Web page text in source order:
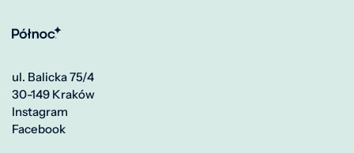
ul. Balicka 75/4
30-149 Kraków
Instagram
Facebook